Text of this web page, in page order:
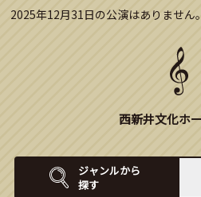
2025年12月31日の公演はありません。
西新井文化ホ
ジャンルから
探す